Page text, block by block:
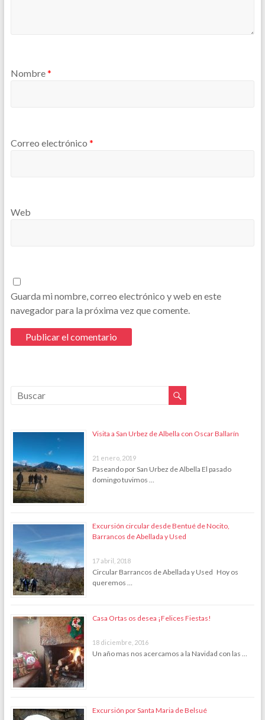
Nombre*
Correo electrónico *
Web
Guarda mi nombre, correo electrónico y web en este
navegador para la próxima vez que comente.
Visita a San Urbez de Albella con Oscar Ballarín
21 enero, 2019
Paseando por San Urbez de Albella El pasado
domingo tuvimos …
Excursión circular desde Bentué de Nocito,
Barrancos de Abellada y Used
17 abril, 2018
Circular Barrancos de Abellada y Used Hoy os
queremos …
Casa Ortas os desea ¡Felices Fiestas!
18 diciembre, 2016
Un año mas nos acercamos a la Navidad con las …
Excursión por Santa Maria de Belsué